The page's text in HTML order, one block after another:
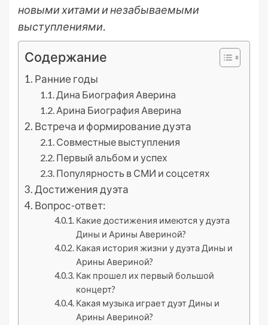
новыми хитами и незабываемыми
выступлениями.
Содержание
Ранние годы
Дина Биография Аверина
Арина Биография Аверина
Встреча и формирование дуэта
Совместные выступления
Первый альбом и успех
Популярность в СМИ и соцсетях
Достижения дуэта
Вопрос-ответ:
Какие достижения имеются у дуэта
Дины и Арины Авериной?
Какая история жизни у дуэта Дины и
Арины Авериной?
Как прошел их первый большой
концерт?
Какая музыка играет дуэт Дины и
Арины Авериной?